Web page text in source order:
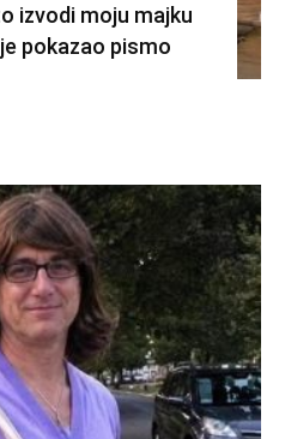
izvodi moju majku
pokazao pismo